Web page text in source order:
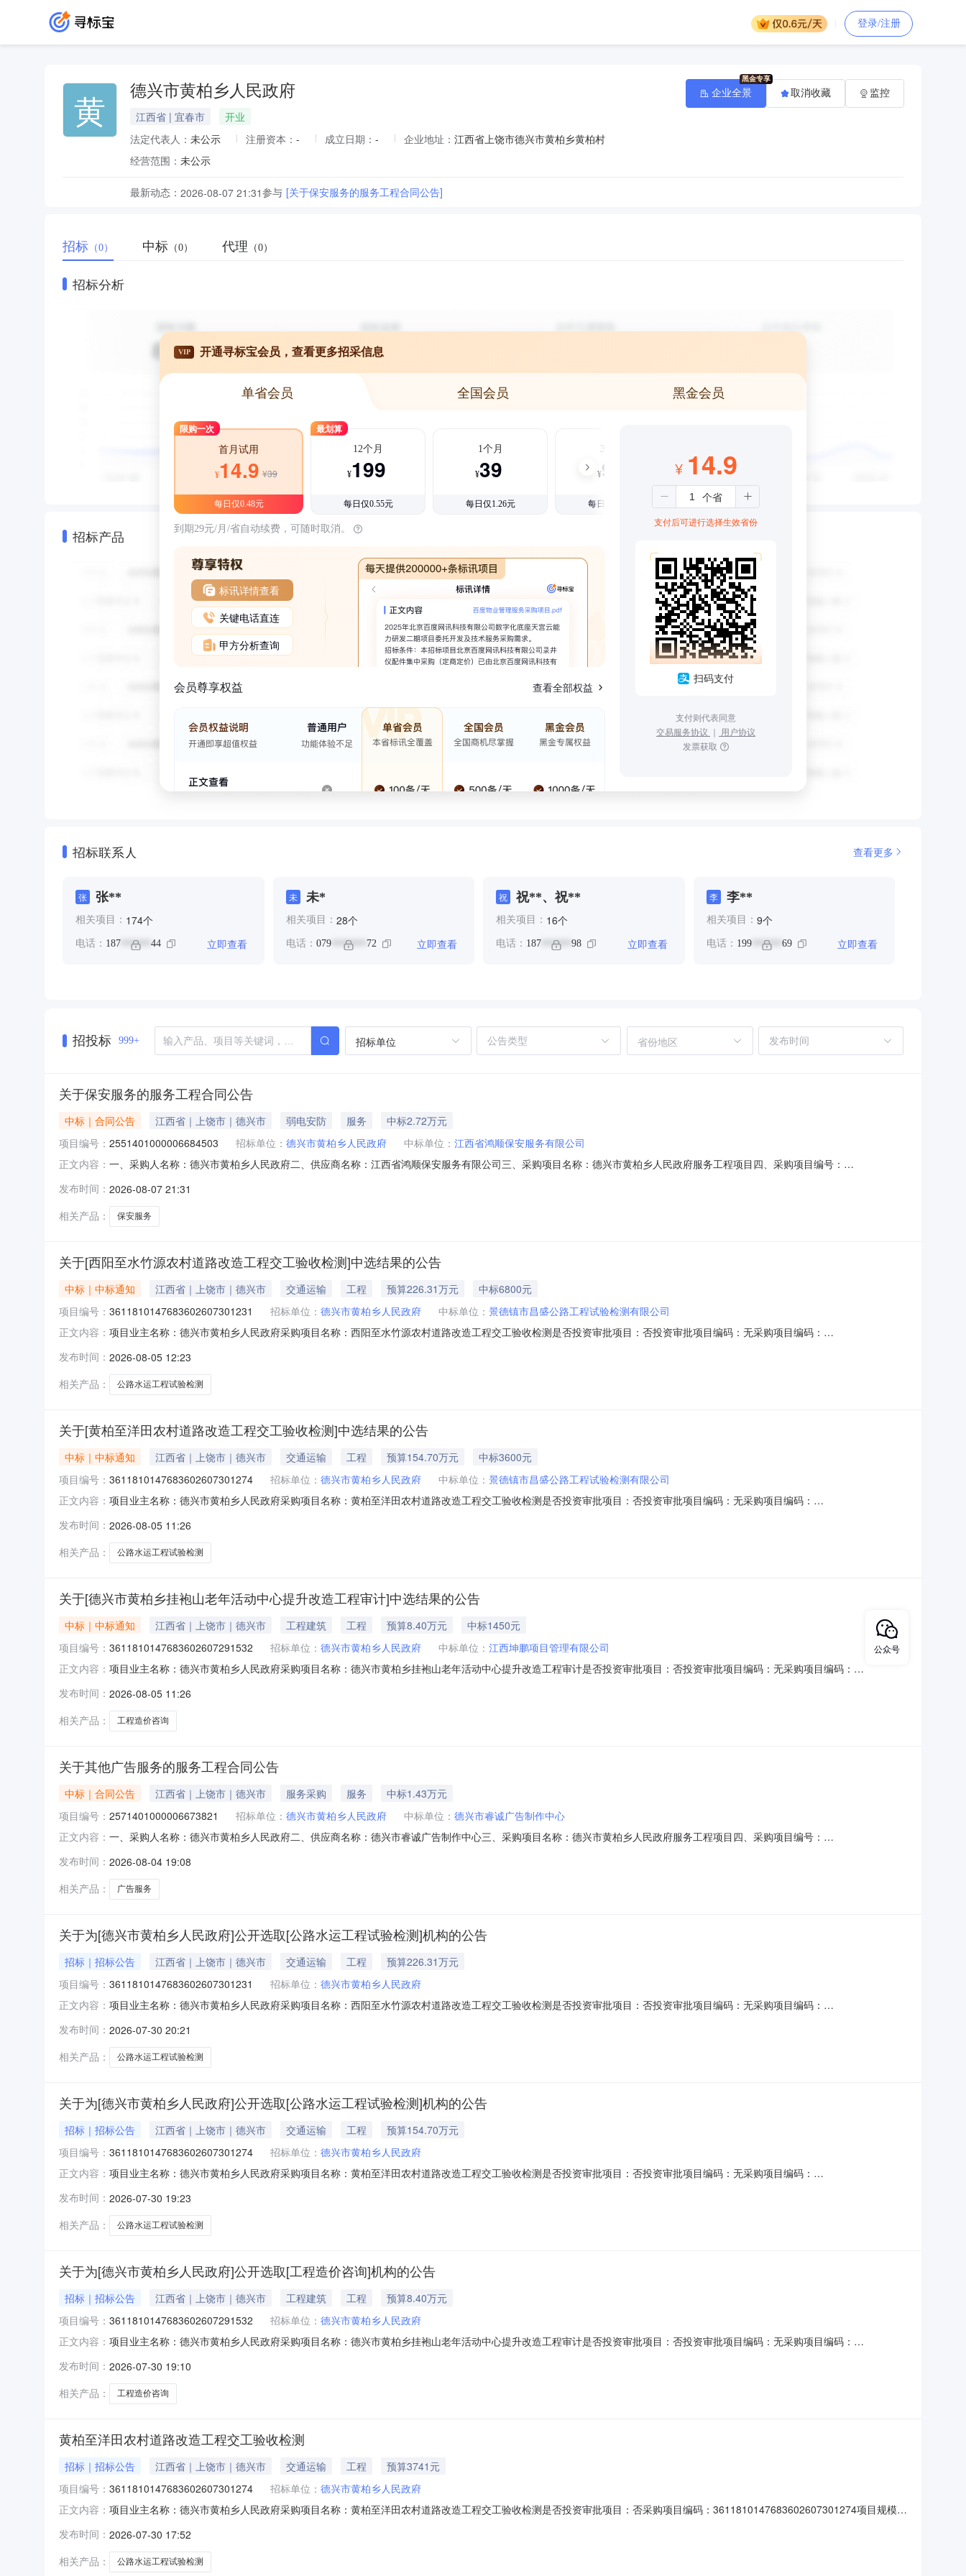
登录/注册
黄 德兴市黄柏乡人民政府
江西省 | 宜春市
开业
法定代表人： 未公示 注册资本： - 成立日期： - 企业地址： 江西省上饶市德兴市黄柏乡黄柏村
经营范围： 未公示
最新动态： 2026-08-07 21:31参与 [关于保安服务的服务工程合同公告]
企业全景 取消收藏 监控
招标 （0） 中标 （0） 代理 （0）
招标分析
招标产品
VIP 开通寻标宝会员，查看更多招采信息
单省会员 全国会员 黑金会员
限购一次
首月试用
¥14.9 ¥39
每日仅0.48元
最划算
12个月
¥199
每日仅0.55元
1个月
¥39
每日仅1.26元
3个月
¥99
每日仅1.08元
到期29元/月/省自动续费，可随时取消。
标讯详情查看
关键电话直连
甲方分析查询
会员尊享权益 查看全部权益
¥ 14.9
支付后可进行选择生效省份
扫码支付
支付则代表同意
交易服务协议 ｜ 用户协议
发票获取
招标联系人 查看更多
张 张**
相关项目： 174个
电话： 187 ****** 44 立即查看
未 未*
相关项目： 28个
电话： 079******* 72 立即查看
祝 祝**、祝**
相关项目： 16个
电话： 187 ****** 98 立即查看
李 李**
相关项目： 9个
电话： 199****** 69 立即查看
招投标 999+ 招标单位 省份地区
关于保安服务的服务工程合同公告
中标｜合同公告 江西省｜上饶市｜德兴市 弱电安防 服务
中标2.72万元
项目编号： 2551401000006684503 招标单位： 德兴市黄柏乡人民政府 中标单位： 江西省鸿顺保安服务有限公司
正文内容： 一、采购人名称：德兴市黄柏乡人民政府二、供应商名称：江西省鸿顺保安服务有限公司三、采购项目名称：德兴市黄柏乡人民政府服务工程项目四、采购项目编号：
基本概况：七、其它事项：无八、联系方式1、采购人名称：德兴市黄柏乡人民政府联系人：张志江联系电话：1877938****传真：地址：德兴市黄柏乡人民政府2、供应商名
发布时间： 2026-08-07 21:31
相关产品：
保安服务
关于[西阳至水竹源农村道路改造工程交工验收检测]中选结果的公告
中标｜中标通知 江西省｜上饶市｜德兴市 交通运输 工程 预算226.31万元
中标6800元
项目编号： 3611810147683602607301231 招标单位： 德兴市黄柏乡人民政府 中标单位： 景德镇市昌盛公路工程试验检测有限公司
正文内容： 项目业主名称：德兴市黄柏乡人民政府采购项目名称：西阳至水竹源农村道路改造工程交工验收检测是否投资审批项目：否投资审批项目编码：无采购项目编码：
以合同约定金额为准洽谈时间：3（个工作日）签订合同时间：15（个工作日）合同备案时间：5（个工作日）选取中介方式：邀请直选+竞价邀请的中介：江西交院工程技术有限公
司,景德
发布时间： 2026-08-05 12:23
相关产品：
公路水运工程试验检测
关于[黄柏至洋田农村道路改造工程交工验收检测]中选结果的公告
中标｜中标通知 江西省｜上饶市｜德兴市 交通运输 工程 预算154.70万元
中标3600元
项目编号： 3611810147683602607301274 招标单位： 德兴市黄柏乡人民政府 中标单位： 景德镇市昌盛公路工程试验检测有限公司
正文内容： 项目业主名称：德兴市黄柏乡人民政府采购项目名称：黄柏至洋田农村道路改造工程交工验收检测是否投资审批项目：否投资审批项目编码：无采购项目编码：
以合同约定金额为准洽谈时间：3（个工作日）签订合同时间：15（个工作日）合同备案时间：5（个工作日）选取中介方式：邀请直选+竞价邀请的中介：江西交院工程技术有限公
司,景德镇
发布时间： 2026-08-05 11:26
相关产品：
公路水运工程试验检测
关于[德兴市黄柏乡挂袍山老年活动中心提升改造工程审计]中选结果的公告
中标｜中标通知 江西省｜上饶市｜德兴市 工程建筑 工程 预算8.40万元
中标1450元
项目编号： 3611810147683602607291532 招标单位： 德兴市黄柏乡人民政府 中标单位： 江西坤鹏项目管理有限公司
正文内容： 项目业主名称：德兴市黄柏乡人民政府采购项目名称：德兴市黄柏乡挂袍山老年活动中心提升改造工程审计是否投资审批项目：否投资审批项目编码：无采购项目编码：
同约定为准洽谈时间：3（个工作日）签订合同时间：15（个工作日）合同备案时间：5（个工作日）选取中介方式：邀请直选+竞价邀请的中介：山东策建工程建设项目管理有限公
司,
发布时间： 2026-08-05 11:26
相关产品：
工程造价咨询
关于其他广告服务的服务工程合同公告
中标｜合同公告 江西省｜上饶市｜德兴市 服务采购 服务
中标1.43万元
项目编号： 2571401000006673821 招标单位： 德兴市黄柏乡人民政府 中标单位： 德兴市睿诚广告制作中心
正文内容： 一、采购人名称：德兴市黄柏乡人民政府二、供应商名称：德兴市睿诚广告制作中心三、采购项目名称：德兴市黄柏乡人民政府服务工程项目四、采购项目编号：
标的基本概况：七、其它事项：无八、联系方式1、采购人名称：德兴市黄柏乡人民政府联系人：张志江联系电话：1877938****传真：地址：德兴市黄柏乡人民政府2、供应商名
发布时间： 2026-08-04 19:08
相关产品：
广告服务
关于为[德兴市黄柏乡人民政府]公开选取[公路水运工程试验检测]机构的公告
招标｜招标公告 江西省｜上饶市｜德兴市 交通运输 工程
预算226.31万元
项目编号： 3611810147683602607301231 招标单位： 德兴市黄柏乡人民政府
正文内容： 项目业主名称：德兴市黄柏乡人民政府采购项目名称：西阳至水竹源农村道路改造工程交工验收检测是否投资审批项目：否投资审批项目编码：无采购项目编码：
本项目交工验收检测，并出具合格的检测报告。洽谈时间：3（个工作日）签订合同时间：15（个工作日）资质要求：公路水运工程试验检测丙级及以上级备案要求说明：无其他要
求说明：无选取中介方式：邀请
发布时间： 2026-07-30 20:21
相关产品：
公路水运工程试验检测
关于为[德兴市黄柏乡人民政府]公开选取[公路水运工程试验检测]机构的公告
招标｜招标公告 江西省｜上饶市｜德兴市 交通运输 工程
预算154.70万元
项目编号： 3611810147683602607301274 招标单位： 德兴市黄柏乡人民政府
正文内容： 项目业主名称：德兴市黄柏乡人民政府采购项目名称：黄柏至洋田农村道路改造工程交工验收检测是否投资审批项目：否投资审批项目编码：无采购项目编码：
本项目交工验收检测，并出具合格的检测报告。洽谈时间：3（个工作日）签订合同时间：15（个工作日）资质要求：公路水运工程试验检测丙级及以上级备案要求说明：无其他要
求说明：无选取中介方式：邀请直
发布时间： 2026-07-30 19:23
相关产品：
公路水运工程试验检测
关于为[德兴市黄柏乡人民政府]公开选取[工程造价咨询]机构的公告
招标｜招标公告 江西省｜上饶市｜德兴市 工程建筑 工程
预算8.40万元
项目编号： 3611810147683602607291532 招标单位： 德兴市黄柏乡人民政府
正文内容： 项目业主名称：德兴市黄柏乡人民政府采购项目名称：德兴市黄柏乡挂袍山老年活动中心提升改造工程审计是否投资审批项目：否投资审批项目编码：无采购项目编码：
审计并出具合格审计报告书洽谈时间：3（个工作日）签订合同时间：15（个工作日）资质要求：备案要求说明：无其他要求说明：无选取中介方式：邀请直选+竞价邀请的中介：山
东策建工程建设项目管理
发布时间： 2026-07-30 19:10
相关产品：
工程造价咨询
黄柏至洋田农村道路改造工程交工验收检测
招标｜招标公告 江西省｜上饶市｜德兴市 交通运输 工程
预算3741元
项目编号： 3611810147683602607301274 招标单位： 德兴市黄柏乡人民政府
正文内容： 项目业主名称：德兴市黄柏乡人民政府采购项目名称：黄柏至洋田农村道路改造工程交工验收检测是否投资审批项目：否采购项目编码：3611810147683602607301274项目规模：
项目交工验收检测，并出具合格的检测报告。洽谈时间：3（个工作日）签订合同时间：15（个工作日）合同备案时间：5（个工作日）中介机构要求：资质（资格）要求资质要求：
发布时间： 2026-07-30 17:52
相关产品：
公路水运工程试验检测
公众号